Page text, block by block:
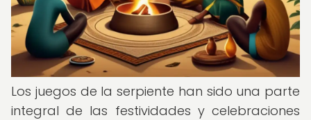
Los juegos de la serpiente han sido una parte
integral de las festividades y celebraciones